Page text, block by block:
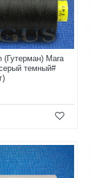
(Гутерман) Mara
темный#